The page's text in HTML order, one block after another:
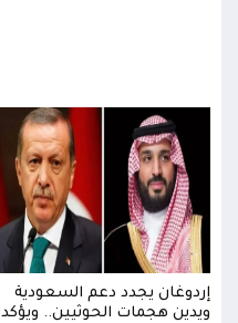
إردوغان يجدد دعم السعودية
ويدين هجمات الحوثيين.. ويؤكد